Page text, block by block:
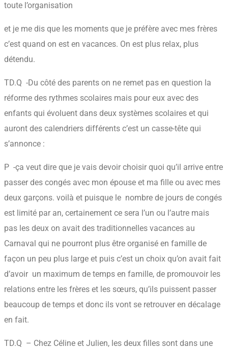
toute l’organisation
et je me dis que les moments que je préfère avec mes frères
c’est quand on est en vacances. On est plus relax, plus
détendu.
TD.Q -Du côté des parents on ne remet pas en question la
réforme des rythmes scolaires mais pour eux avec des
enfants qui évoluent dans deux systèmes scolaires et qui
auront des calendriers différents c’est un casse-tête qui
s’annonce :
P -ça veut dire que je vais devoir choisir quoi qu’il arrive entre
passer des congés avec mon épouse et ma fille ou avec mes
deux garçons. voilà et puisque le nombre de jours de congés
est limité par an, certainement ce sera l’un ou l’autre mais
pas les deux on avait des traditionnelles vacances au
Carnaval qui ne pourront plus être organisé en famille de
façon un peu plus large et puis c’est un choix qu’on avait fait
d’avoir un maximum de temps en famille, de promouvoir les
relations entre les frères et les sœurs, qu’ils puissent passer
beaucoup de temps et donc ils vont se retrouver en décalage
en fait.
TD.Q – Chez Céline et Julien, les deux filles sont dans une